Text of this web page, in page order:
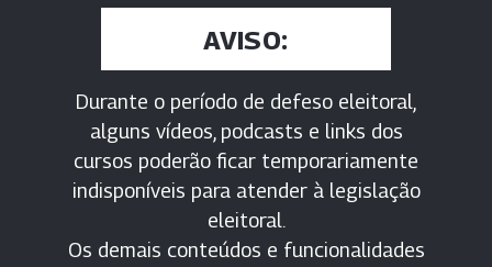
AVISO:
Durante o período de defeso eleitoral,
alguns vídeos, podcasts e links dos
cursos poderão ficar temporariamente
indisponíveis para atender à legislação
eleitoral.
Os demais conteúdos e funcionalidades